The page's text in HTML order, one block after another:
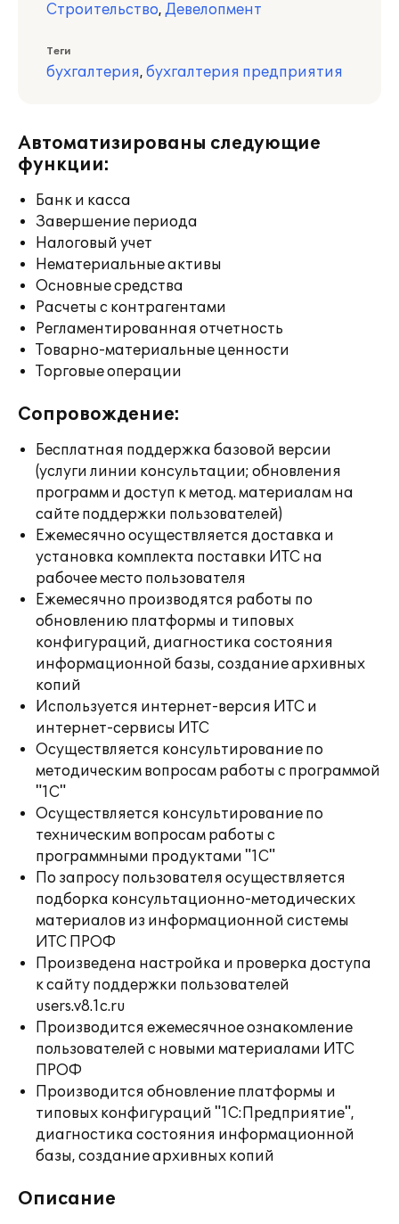
Строительство, Девелопмент
Теги
бухгалтерия, бухгалтерия предприятия
Автоматизированы следующие
функции:
Банк и касса
Завершение периода
Налоговый учет
Нематериальные активы
Основные средства
Расчеты с контрагентами
Регламентированная отчетность
Товарно-материальные ценности
Торговые операции
Сопровождение:
Бесплатная поддержка базовой версии
(услуги линии консультации; обновления
программ и доступ к метод. материалам на
сайте поддержки пользователей)
Ежемесячно осуществляется доставка и
установка комплекта поставки ИТС на
рабочее место пользователя
Ежемесячно производятся работы по
обновлению платформы и типовых
конфигураций, диагностика состояния
информационной базы, создание архивных
копий
Используется интернет-версия ИТС и
интернет-сервисы ИТС
Осуществляется консультирование по
методическим вопросам работы с программой
"1С"
Осуществляется консультирование по
техническим вопросам работы с
программными продуктами "1С"
По запросу пользователя осуществляется
подборка консультационно-методических
материалов из информационной системы
ИТС ПРОФ
Произведена настройка и проверка доступа
к сайту поддержки пользователей
users.v8.1c.ru
Производится ежемесячное ознакомление
пользователей с новыми материалами ИТС
ПРОФ
Производится обновление платформы и
типовых конфигураций "1С:Предприятие",
диагностика состояния информационной
базы, создание архивных копий
Описание